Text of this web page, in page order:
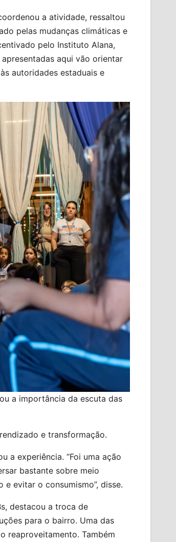
a atividade, ressaltou
pelas mudanças climáticas e
pelo Instituto Alana,
aqui vão orientar
autoridades estaduais e
a importância da escuta das
e transformação.
a experiência. “Foi uma ação
bastante sobre meio
evitar o consumismo”, disse.
destacou a troca de
para o bairro. Uma das
reaproveitamento. Também